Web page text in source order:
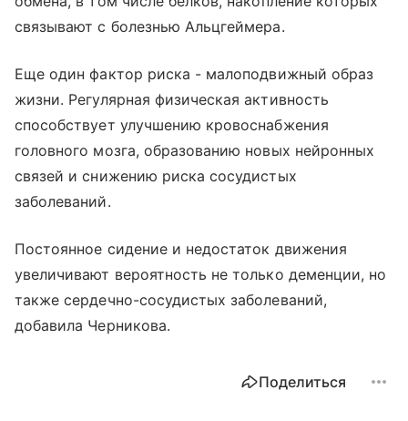
связывают с болезнью Альцгеймера.
Еще один фактор риска - малоподвижный образ
жизни. Регулярная физическая активность
способствует улучшению кровоснабжения
головного мозга, образованию новых нейронных
связей и снижению риска сосудистых
заболеваний.
Постоянное сидение и недостаток движения
увеличивают вероятность не только деменции, но
также сердечно-сосудистых заболеваний,
добавила Черникова.
Поделиться